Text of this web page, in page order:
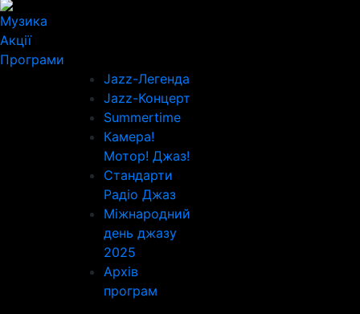
Музика
Акції
Програми
Jazz-Легенда
Jazz-Концерт
Summertime
Камера!
Мотор! Джаз!
Стандарти
Радіо Джаз
Міжнародний
день джазу
2025
Архів
програм